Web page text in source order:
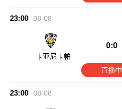
23:00 08-08
卡亚尼卡帕
0:0
直播中
23:00 08-08